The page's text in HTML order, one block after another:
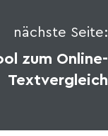
nächste Seite:
zum Online-
Textvergleich